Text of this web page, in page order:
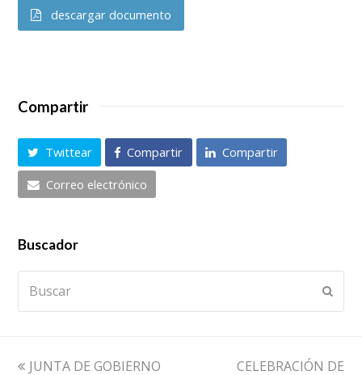
descargar documento
Compartir
Twittear Compartir
Compartir
Correo electrónico
Buscador
previous
JUNTA DE GOBIERNO next
CELEBRACIÓN DE